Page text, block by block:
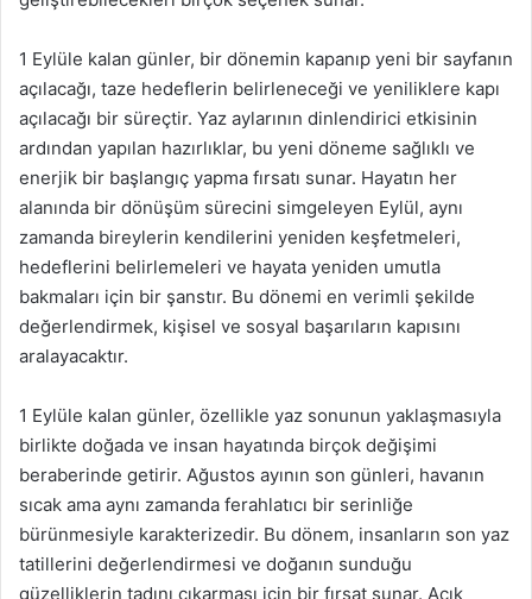
1 Eylüle kalan günler, bir dönemin kapanıp yeni bir sayfanın
açılacağı, taze hedeflerin belirleneceği ve yeniliklere kapı
açılacağı bir süreçtir. Yaz aylarının dinlendirici etkisinin
ardından yapılan hazırlıklar, bu yeni döneme sağlıklı ve
enerjik bir başlangıç yapma fırsatı sunar. Hayatın her
alanında bir dönüşüm sürecini simgeleyen Eylül, aynı
zamanda bireylerin kendilerini yeniden keşfetmeleri,
hedeflerini belirlemeleri ve hayata yeniden umutla
bakmaları için bir şanstır. Bu dönemi en verimli şekilde
değerlendirmek, kişisel ve sosyal başarıların kapısını
aralayacaktır.
1 Eylüle kalan günler, özellikle yaz sonunun yaklaşmasıyla
birlikte doğada ve insan hayatında birçok değişimi
beraberinde getirir. Ağustos ayının son günleri, havanın
sıcak ama aynı zamanda ferahlatıcı bir serinliğe
bürünmesiyle karakterizedir. Bu dönem, insanların son yaz
tatillerini değerlendirmesi ve doğanın sunduğu
güzelliklerin tadını çıkarması için bir fırsat sunar. Açık